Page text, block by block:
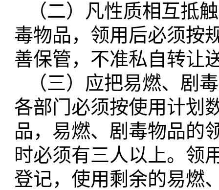
（二）凡性质相互抵
毒物品，领用后必须按
善保管，不准私自转让
（三）应把易燃、剧
各部门必须按使用计划
品，易燃、剧毒物品的
时必须有三人以上。领
登记，使用剩余的易燃